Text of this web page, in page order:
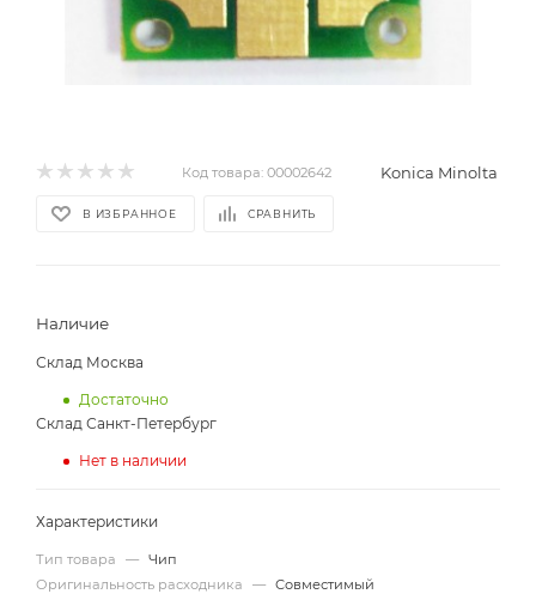
Код товара: 00002642 Konica Minolta
В ИЗБРАННОЕ СРАВНИТЬ
Наличие
Склад Москва
Достаточно
Склад Санкт-Петербург
Нет в наличии
Характеристики
Тип товара — Чип
Оригинальность расходника
— Совместимый